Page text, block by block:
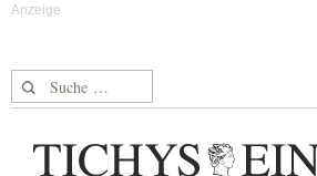
Suche nach: